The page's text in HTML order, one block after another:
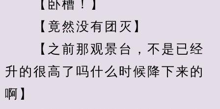
【卧槽！】
【竟然没有团灭】
【之前那观景台，不是已经
升的很高了吗什么时候降下来的
啊】